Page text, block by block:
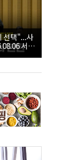
선택"...사
서울